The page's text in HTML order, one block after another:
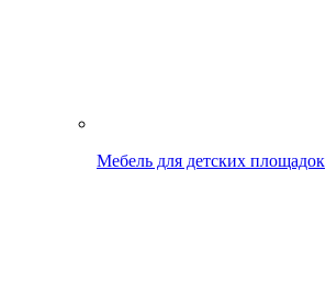
Мебель для детских площадок